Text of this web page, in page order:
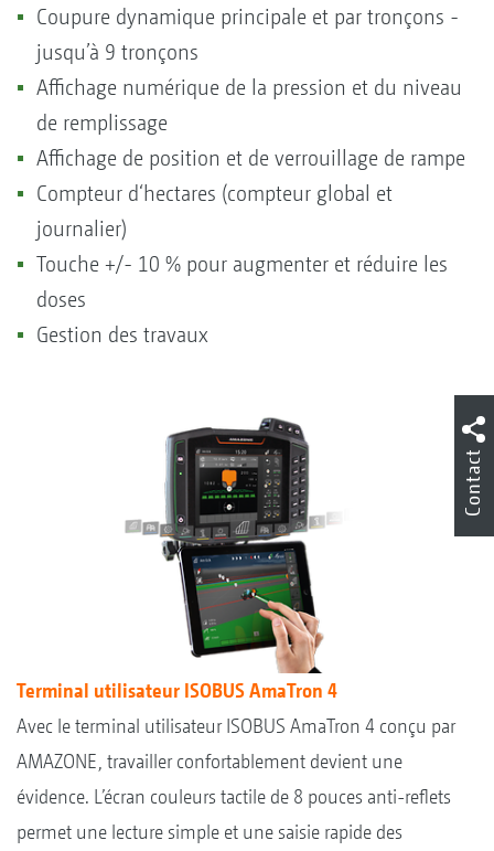
Coupure dynamique principale et par tronçons -
jusqu’à 9 tronçons
Affichage numérique de la pression et du niveau
de remplissage
Affichage de position et de verrouillage de rampe
Compteur d‘hectares (compteur global et
journalier)
Touche +/- 10 % pour augmenter et réduire les
doses
Gestion des travaux
Terminal utilisateur ISOBUS AmaTron 4
Avec le terminal utilisateur ISOBUS AmaTron 4 conçu par
AMAZONE, travailler confortablement devient une
évidence. L’écran couleurs tactile de 8 pouces anti-reflets
permet une lecture simple et une saisie rapide des
Contact